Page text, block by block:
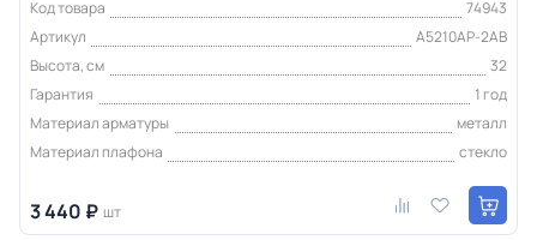
Код товара
74943
Артикул
A5210AP-2AB
Высота, см
32
Гарантия
1 год
Материал арматуры
металл
Материал плафона
стекло
3 440 ₽ шт